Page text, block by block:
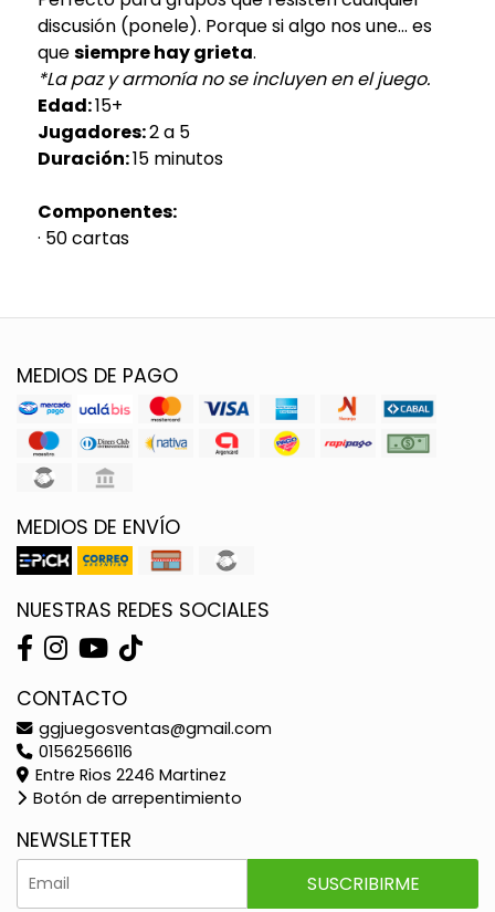
discusión (ponele). Porque si algo nos une… es
quesiempre hay grieta.
*La paz y armonía no se incluyen en el juego.
Edad:15+
Jugadores:2 a 5
Duración:15 minutos
Componentes:
· 50 cartas
MEDIOS DE PAGO
MEDIOS DE ENVÍO
NUESTRAS REDES SOCIALES
CONTACTO
ggjuegosventas@gmail.com
01562566116
Entre Rios 2246 Martinez
Botón de arrepentimiento
NEWSLETTER
SUSCRIBIRME